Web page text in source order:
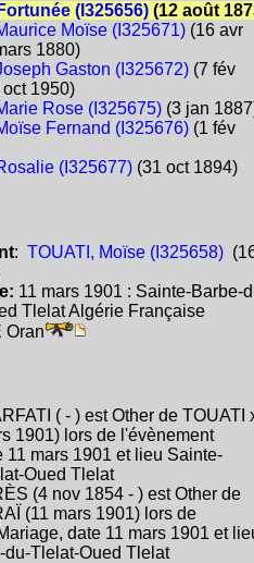
(I325656)(12 août
Moïse (I325671)(16 avr
1880)
Gaston (I325672)(7 fév
1950)
Rose (I325675)(3 jan
Fernand (I325676)(1 fév
(I325677)(31 oct 1894)
: TOUATI, Moïse (I325658)
11 mars 1901 : Sainte-Barbe-
Tlelat Algérie Française
Oran
( - ) est Other de TOUATI
1901) lors de l'évènement
11 mars 1901 et lieu Sainte-
Oued Tlelat
(4 nov 1854 - ) est Other de
(11 mars 1901) lors de
date 11 mars 1901 et
du-Tlelat-Oued Tlelat